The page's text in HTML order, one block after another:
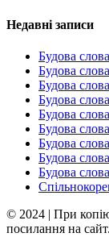
Недавні записи
Будова
Будова
Будова
Будова
Будова
Будова
Будова
Будова
Будова
© 2024 | При
посилання на сайт.